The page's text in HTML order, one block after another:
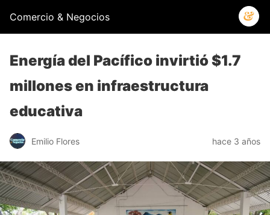
Comercio & Negocios
Energía del Pacífico invirtió $1.7
millones en infraestructura
educativa
Emilio Flores hace 3 años